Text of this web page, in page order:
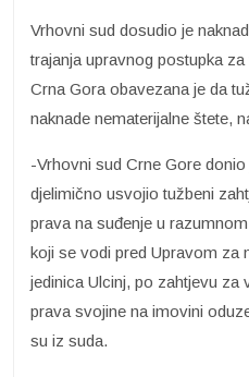
Vrhovni sud dosudio je
trajanja upravnog postupka
Crna Gora obavezana je da
naknade nematerijalne štete,
-Vrhovni sud Crne Gore
djelimično usvojio tužbeni
prava na suđenje u
koji se vodi pred Upravom za
jedinica Ulcinj, po zahtjevu za
prava svojine na imovini
su iz suda.